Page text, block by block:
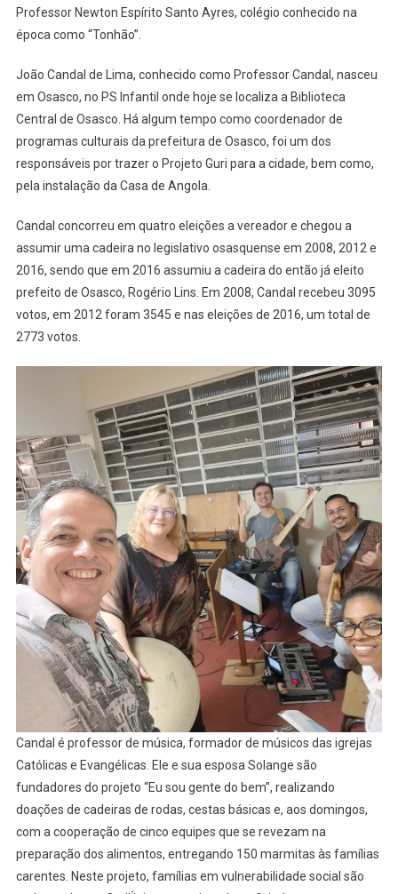
Sociais,
E
No
Osasco
Professor Newton Espírito Santo Ayres, colégio conhecido na
época como “Tonhão”.
João Candal de Lima, conhecido como Professor Candal, nasceu
em Osasco, no PS Infantil onde hoje se localiza a Biblioteca
Central de Osasco. Há algum tempo como coordenador de
programas culturais da prefeitura de Osasco, foi um dos
responsáveis por trazer o Projeto Guri para a cidade, bem como,
pela instalação da Casa de Angola.
Candal concorreu em quatro eleições a vereador e chegou a
assumir uma cadeira no legislativo osasquense em 2008, 2012 e
2016, sendo que em 2016 assumiu a cadeira do então já eleito
prefeito de Osasco, Rogério Lins. Em 2008, Candal recebeu 3095
votos, em 2012 foram 3545 e nas eleições de 2016, um total de
2773 votos.
Candal é professor de música, formador de músicos das igrejas
Católicas e Evangélicas. Ele e sua esposa Solange são
fundadores do projeto “Eu sou gente do bem”, realizando
doações de cadeiras de rodas, cestas básicas e, aos domingos,
com a cooperação de cinco equipes que se revezam na
preparação dos alimentos, entregando 150 marmitas às famílias
carentes. Neste projeto, famílias em vulnerabilidade social são